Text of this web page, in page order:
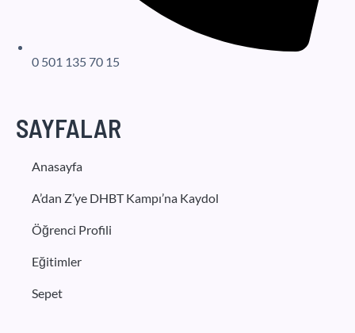
0 501 135 70 15
SAYFALAR
Anasayfa
A’dan Z’ye DHBT Kampı’na Kaydol
Öğrenci Profili
Eğitimler
Sepet